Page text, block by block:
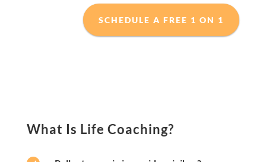
SCHEDULE A FREE 1 ON 1
What Is Life Coaching?